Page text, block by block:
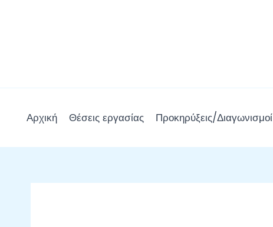
Αρχική Θέσεις εργασίας Προκηρύξεις/Διαγωνισμοί